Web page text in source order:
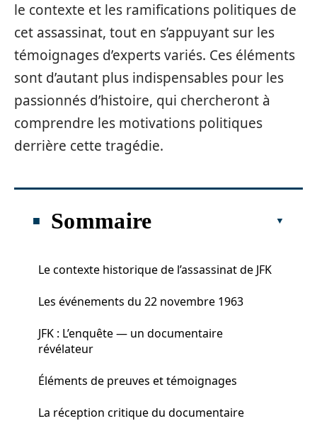
le contexte et les ramifications politiques de
cet assassinat, tout en s’appuyant sur les
témoignages d’experts variés. Ces éléments
sont d’autant plus indispensables pour les
passionnés d’histoire, qui chercheront à
comprendre les motivations politiques
derrière cette tragédie.
Sommaire
Le contexte historique de l’assassinat de JFK
Les événements du 22 novembre 1963
JFK : L’enquête — un documentaire
révélateur
Éléments de preuves et témoignages
La réception critique du documentaire